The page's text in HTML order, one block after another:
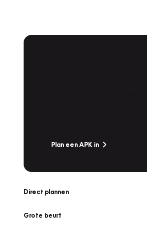
Plan een APK in
Direct plannen
Grote beurt